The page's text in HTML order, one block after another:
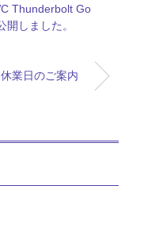
Thunderbolt Go
開しました。
業日のご案内